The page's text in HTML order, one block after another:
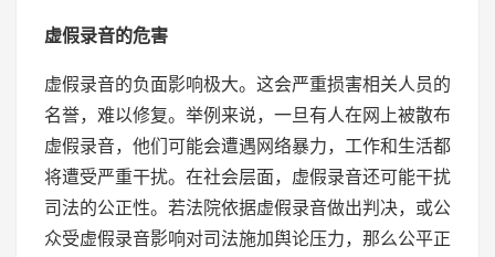
虚假录音的危害
虚假录音的负面影响极大。这会严重损害相关人员的
名誉，难以修复。举例来说，一旦有人在网上被散布
虚假录音，他们可能会遭遇网络暴力，工作和生活都
将遭受严重干扰。在社会层面，虚假录音还可能干扰
司法的公正性。若法院依据虚假录音做出判决，或公
众受虚假录音影响对司法施加舆论压力，那么公平正